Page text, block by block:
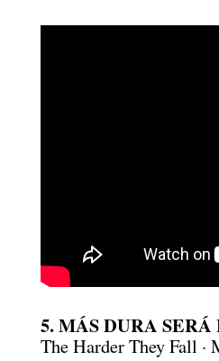
5. MÁS DURA
The Harder They Fall ·